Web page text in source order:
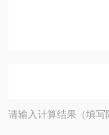
请输入计算结果（填